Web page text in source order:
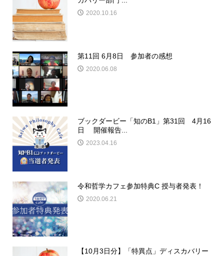
2020.10.16
第11回 6月8日 参加者の感想
2020.06.08
ブックダービー「知のB1」第31回 4月16
日 開催報告...
2023.04.16
令和哲学カフェ参加特典C 授与者発表！
2020.06.21
【10月3日分】「特異点」ディスカバリー